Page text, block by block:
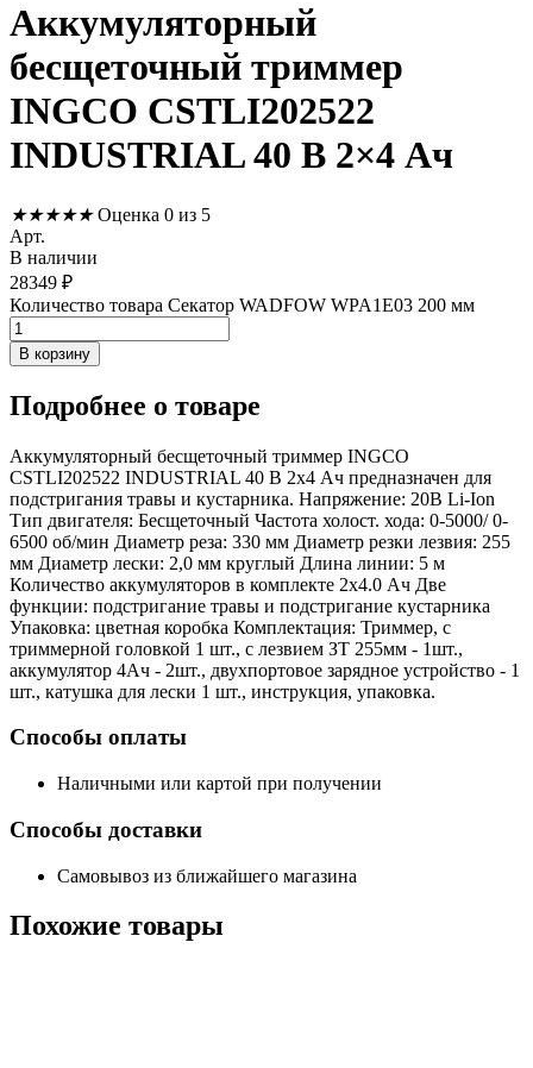
Аккумуляторный
бесщеточный триммер
INGCO CSTLI202522
INDUSTRIAL 40 В 2×4 Ач
★★★★★ Оценка 0 из 5
Арт.
В наличии
28349 ₽
Количество товара Секатор WADFOW WPA1E03 200 мм
В корзину
Подробнее о товаре
Аккумуляторный бесщеточный триммер INGCO
CSTLI202522 INDUSTRIAL 40 В 2x4 Ач предназначен для
подстригания травы и кустарника. Напряжение: 20В Li-Ion
Тип двигателя: Бесщеточный Частота холост. хода: 0-5000/ 0-
6500 об/мин Диаметр реза: 330 мм Диаметр резки лезвия: 255
мм Диаметр лески: 2,0 мм круглый Длина линии: 5 м
Количество аккумуляторов в комплекте 2х4.0 Ач Две
функции: подстригание травы и подстригание кустарника
Упаковка: цветная коробка Комплектация: Триммер, с
триммерной головкой 1 шт., с лезвием ЗТ 255мм - 1шт.,
аккумулятор 4Ач - 2шт., двухпортовое зарядное устройство - 1
шт., катушка для лески 1 шт., инструкция, упаковка.
Способы оплаты
Наличными или картой при получении
Способы доставки
Самовывоз из ближайшего магазина
Похожие товары